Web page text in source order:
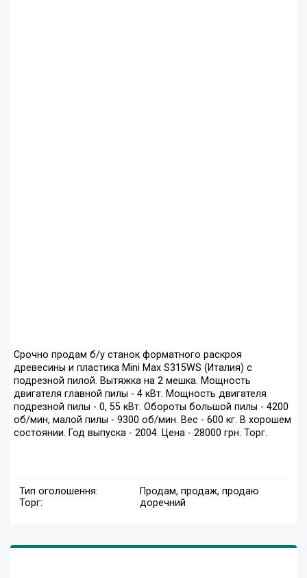
Срочно продам б/у станок форматного раскроя
древесины и пластика Mini Max S315WS (Италия) с
подрезной пилой. Вытяжка на 2 мешка. Мощность
двигателя главной пилы - 4 кВт. Мощность двигателя
подрезной пилы - 0, 55 кВт. Обороты большой пилы - 4200
об/мин, малой пилы - 9300 об/мин. Вес - 600 кг. В хорошем
состоянии. Год выпуска - 2004. Цена - 28000 грн. Торг.
Тип оголошення:
Продам, продаж, продаю
Торг:
доречний